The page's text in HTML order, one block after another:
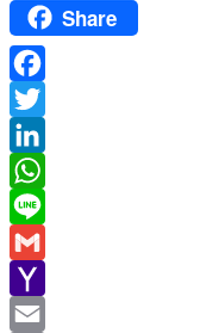
Share
Facebook
Twitter
LinkedIn
WhatsApp
Line
Gmail
Yahoo